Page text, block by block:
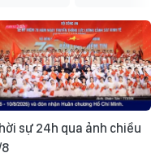
sự 24h qua ảnh chiều